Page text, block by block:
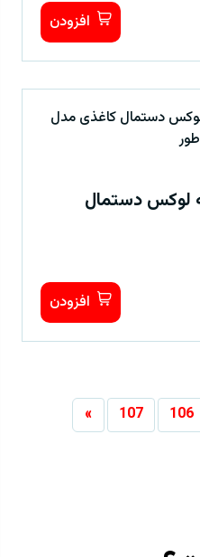
افزودن
لوکس دستمال
افزودن
106
107
»